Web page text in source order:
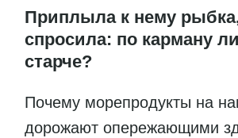
Приплыла к нему
спросила: по карману
старче?
Почему морепродукты на
дорожают опережающими